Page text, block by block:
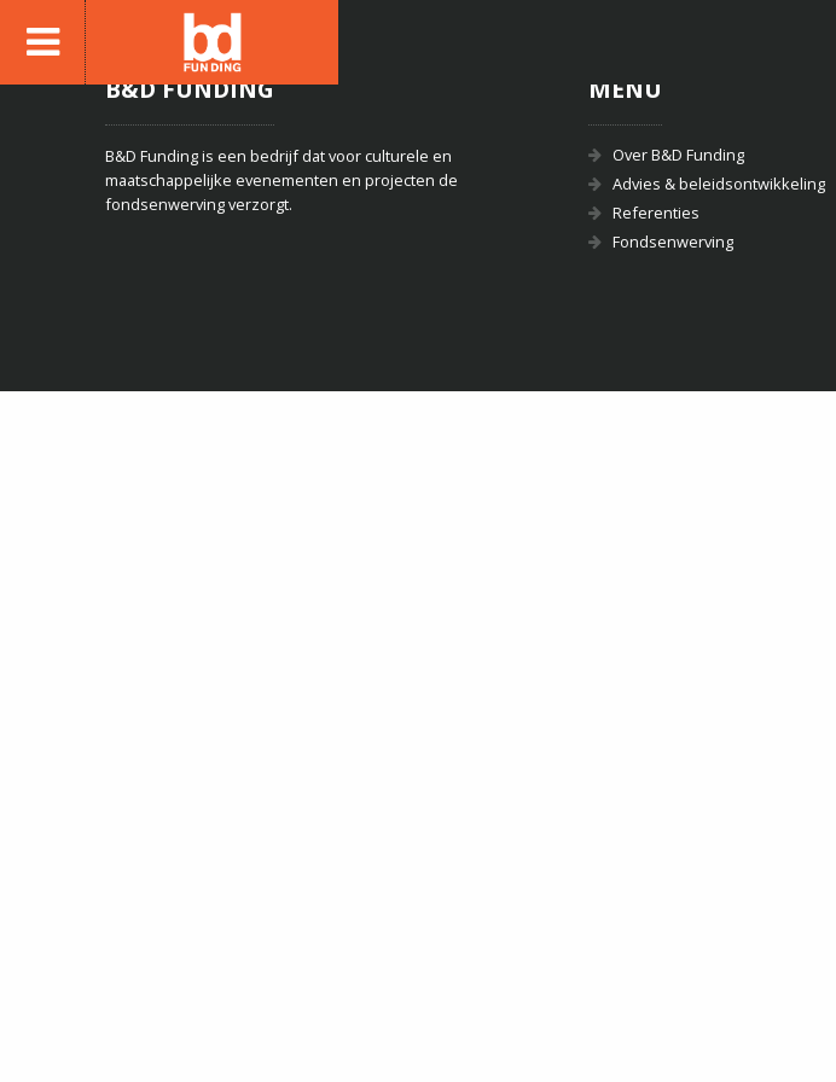
B&D FUNDING
B&D Funding is een bedrijf dat voor culturele en
maatschappelijke evenementen en projecten de
fondsenwerving verzorgt.
MENU
Over B&D Funding
Advies & beleidsontwikkeling
Referenties
Fondsenwerving